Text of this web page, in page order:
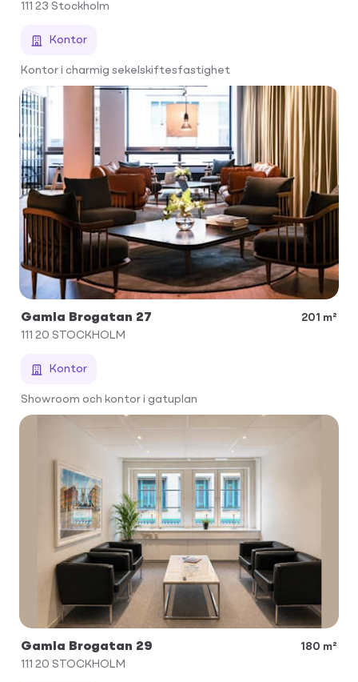
111 23 Stockholm
Kontor
Kontor i charmig sekelskiftesfastighet
Gamla Brogatan 27
201 m²
111 20 STOCKHOLM
Kontor
Showroom och kontor i gatuplan
Gamla Brogatan 29
180 m²
111 20 STOCKHOLM